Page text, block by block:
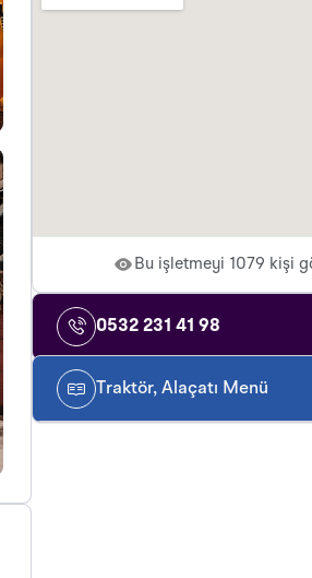
Bu işletmeyi 1079 kişi
0532 231 41 98
Traktör, Alaçatı Menü